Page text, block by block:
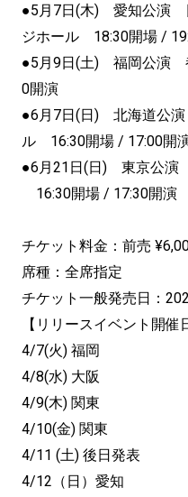
●5月7日(木) 愛知公演
ジホール 18:30開場 /
●5月9日(土) 福岡公演
0開演
●6月7日(日) 北海道公
ル 16:30開場 / 17:00開
●6月21日(日) 東京公演
16:30開場 / 17:30開演
チケット料金：前売
席種：全席指定
チケット一般発売日：
【リリースイベント開催
4/7(火) 福岡
4/8(水) 大阪
4/9(木) 関東
4/10(金) 関東
4/11 (土) 後日発表
4/12（日）愛知